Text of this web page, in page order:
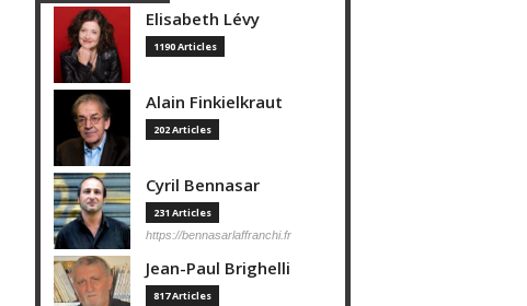
Elisabeth Lévy
1190 Articles
Alain Finkielkraut
202 Articles
Cyril Bennasar
231 Articles
https://bennasarlaffranchi.fr
Jean-Paul Brighelli
817 Articles